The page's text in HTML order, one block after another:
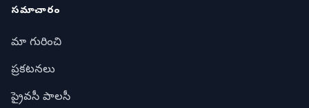
సమాచారం
మా గురించి
ప్రకటనలు
ప్రైవసీ పాలసీ